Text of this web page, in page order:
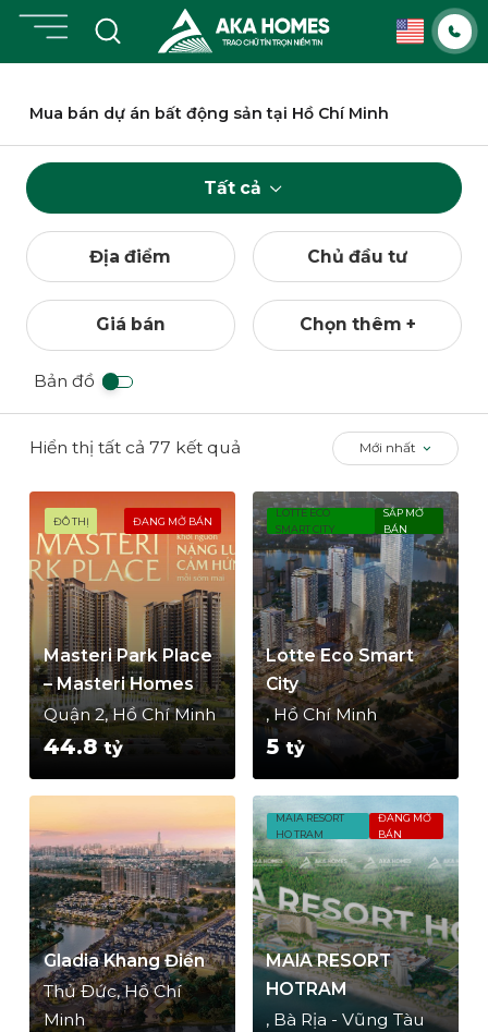
Chuyển
nội
Mua bán dự án bất động sản tại Hồ Chí Minh
Tất cả
Địa điểm Chủ đầu tư
Giá bán Chọn thêm +
Bản đồ
Hiển thị tất cả 77 kết quả Mới nhất
ĐÔ THỊ ĐANG MỞ BÁN
Masteri Park Place
– Masteri Homes
Quận 2, Hồ Chí Minh
44.8tỷ
LOTTE ECO
SMART CITY
SẮP MỞ
BÁN
Lotte Eco Smart
City
, Hồ Chí Minh
5tỷ
Gladia Khang Điền
Thủ Đức, Hồ Chí
Minh
MAIA RESORT
HO TRAM
ĐANG MỞ
BÁN
MAIA RESORT
HOTRAM
, Bà Rịa - Vũng Tàu